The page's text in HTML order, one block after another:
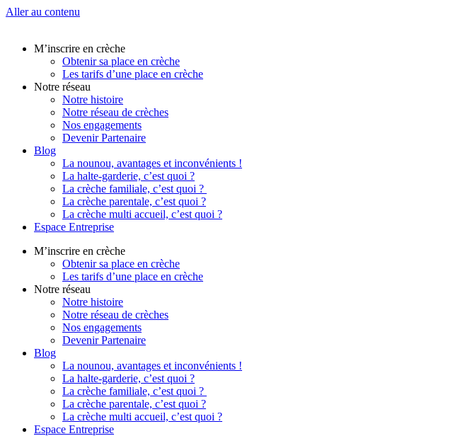
Aller au contenu
M’inscrire en crèche
Obtenir sa place en crèche
Les tarifs d’une place en crèche
Notre réseau
Notre histoire
Notre réseau de crèches
Nos engagements
Devenir Partenaire
Blog
La nounou, avantages et inconvénients !
La halte-garderie, c’est quoi ?
La crèche familiale, c’est quoi ?
La crèche parentale, c’est quoi ?
La crèche multi accueil, c’est quoi ?
Espace Entreprise
M’inscrire en crèche
Obtenir sa place en crèche
Les tarifs d’une place en crèche
Notre réseau
Notre histoire
Notre réseau de crèches
Nos engagements
Devenir Partenaire
Blog
La nounou, avantages et inconvénients !
La halte-garderie, c’est quoi ?
La crèche familiale, c’est quoi ?
La crèche parentale, c’est quoi ?
La crèche multi accueil, c’est quoi ?
Espace Entreprise